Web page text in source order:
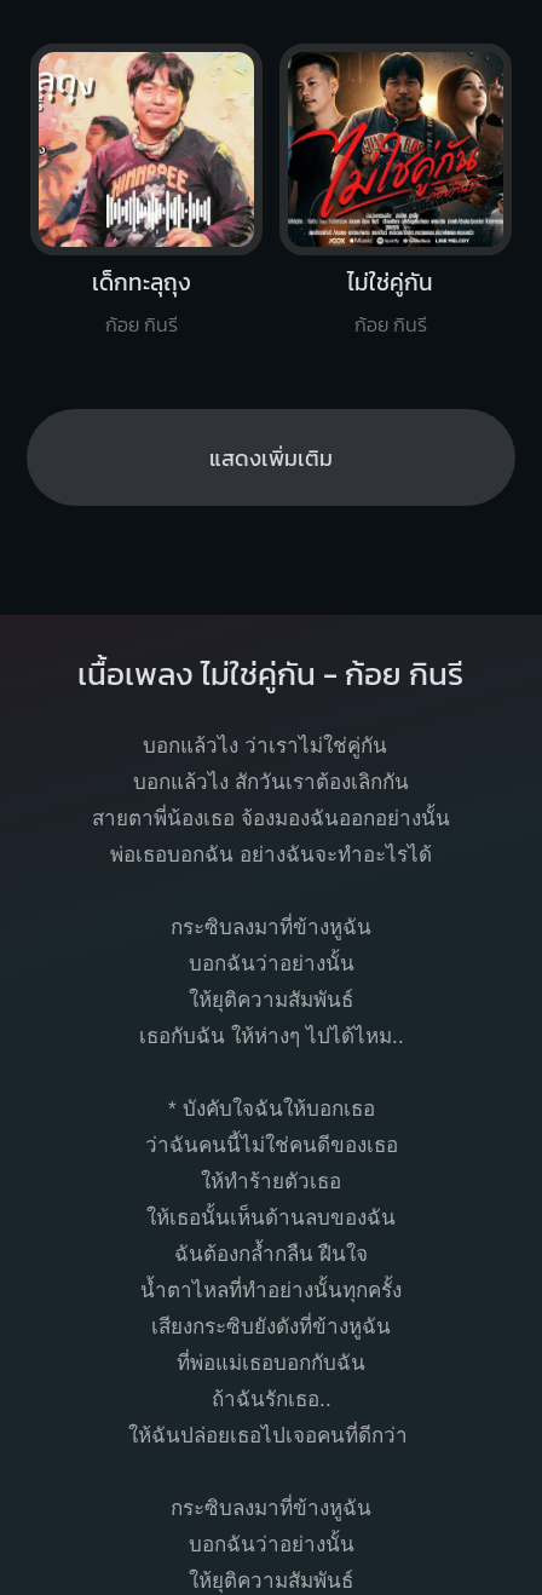
ไม่ใช่คู่กัน
ก้อย กินรี
เด็กทะลุถุง
ก้อย กินรี
แสดงเพิ่มเติม
เนื้อเพลง ไม่ใช่คู่กัน - ก้อย กินรี
บอกแล้วไง ว่าเราไม่ใช่คู่กัน
บอกแล้วไง สักวันเราต้องเลิกกัน
สายตาพี่น้องเธอ จ้องมองฉันออกอย่างนั้น
พ่อเธอบอกฉัน อย่างฉันจะทำอะไรได้
กระซิบลงมาที่ข้างหูฉัน
บอกฉันว่าอย่างนั้น
ให้ยุติความสัมพันธ์
เธอกับฉัน ให้ห่างๆ ไปได้ไหม..
* บังคับใจฉันให้บอกเธอ
ว่าฉันคนนี้ไม่ใช่คนดีของเธอ
ให้ทำร้ายตัวเธอ
ให้เธอนั้นเห็นด้านลบของฉัน
ฉันต้องกล้ำกลืน ฝืนใจ
น้ำตาไหลที่ทำอย่างนั้นทุกครั้ง
เสียงกระซิบยังดังที่ข้างหูฉัน
ที่พ่อแม่เธอบอกกับฉัน
ถ้าฉันรักเธอ..
ให้ฉันปล่อยเธอไปเจอคนที่ดีกว่า
กระซิบลงมาที่ข้างหูฉัน
บอกฉันว่าอย่างนั้น
ให้ยุติความสัมพันธ์